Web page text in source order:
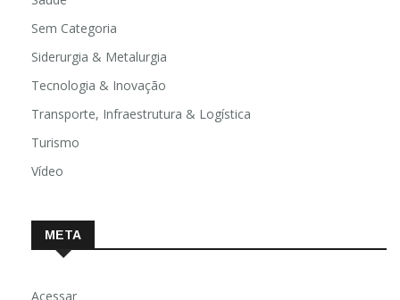
Sem Categoria
Siderurgia & Metalurgia
Tecnologia & Inovação
Transporte, Infraestrutura & Logística
Turismo
Vídeo
META
Acessar